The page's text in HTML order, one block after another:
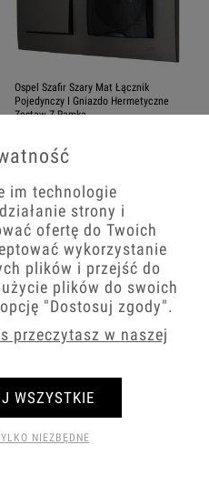
Ospel Szafir Szary Mat Łącznik
Pojedynczy I Gniazdo Hermetyczne
Zestaw Z Ramką
63,94 zł
− +
Pojedynczy Podświetlenie Niebieskie
im technologie
strony i
ofertę do Twoich
wykorzystanie
plików i przejść do
plików do swoich
"Dostosuj zgody".
przeczytasz w naszej
NIEZBĘDNE
WSZYSTKIE